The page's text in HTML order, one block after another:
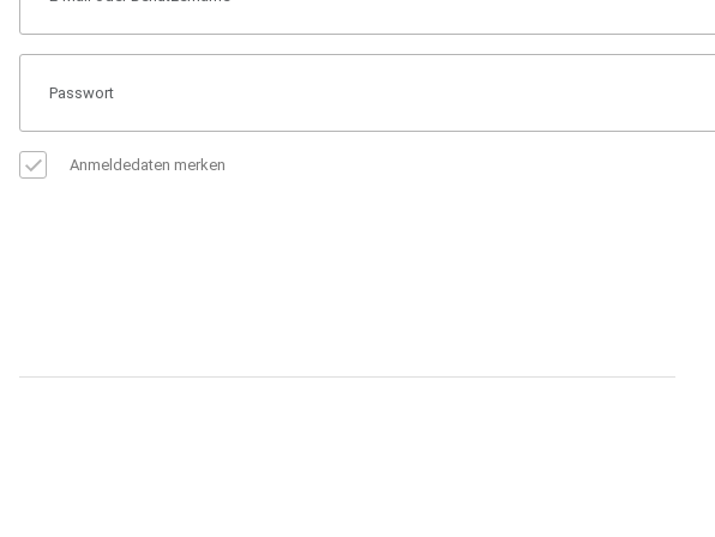
Anmeldedaten merken